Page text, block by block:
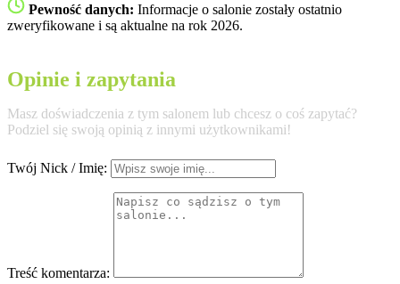
Pewność danych: Informacje o salonie zostały ostatnio
zweryfikowane i są aktualne na rok 2026.
Opinie i zapytania
Masz doświadczenia z tym salonem lub chcesz o coś zapytać?
Podziel się swoją opinią z innymi użytkownikami!
Twój Nick / Imię:
Treść komentarza: